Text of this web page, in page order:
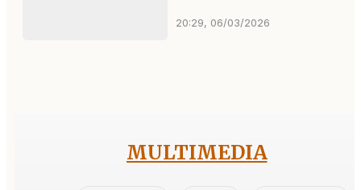
20:29, 06/03/2026
MULTIMEDIA